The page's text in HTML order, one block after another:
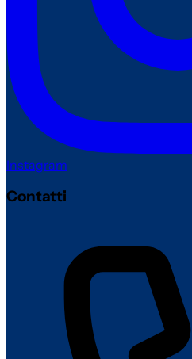
Instagram
Contatti